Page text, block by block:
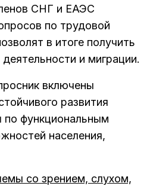
СНГ и ЕАЭС
по трудовой
в итоге получить
и миграции.
включены
развития
функциональным
населения,
со зрением, слухом,